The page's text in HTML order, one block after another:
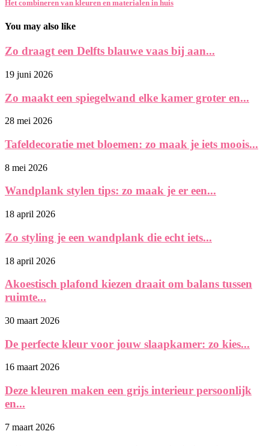
Het combineren van kleuren en materialen in huis
You may also like
Zo draagt een Delfts blauwe vaas bij aan...
19 juni 2026
Zo maakt een spiegelwand elke kamer groter en...
28 mei 2026
Tafeldecoratie met bloemen: zo maak je iets moois...
8 mei 2026
Wandplank stylen tips: zo maak je er een...
18 april 2026
Zo styling je een wandplank die echt iets...
18 april 2026
Akoestisch plafond kiezen draait om balans tussen
ruimte...
30 maart 2026
De perfecte kleur voor jouw slaapkamer: zo kies...
16 maart 2026
Deze kleuren maken een grijs interieur persoonlijk
en...
7 maart 2026